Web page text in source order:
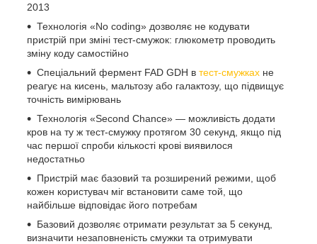
2013
Технологія «No coding» дозволяє не кодувати
пристрій при зміні тест-смужок: глюкометр проводить
зміну коду самостійно
Спеціальний фермент FAD GDH в тест-смужках не
реагує на кисень, мальтозу або галактозу, що підвищує
точність вимірювань
Технологія «Second Chance» — можливість додати
кров на ту ж тест-смужку протягом 30 секунд, якщо під
час першої спроби кількості крові виявилося
недостатньо
Пристрій має базовий та розширений режими, щоб
кожен користувач міг встановити саме той, що
найбільше відповідає його потребам
Базовий дозволяє отримати результат за 5 секунд,
визначити незаповненість смужки та отримувати